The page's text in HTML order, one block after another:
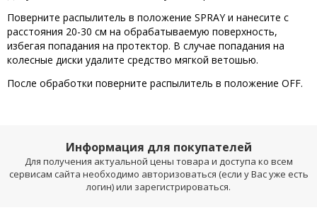
Поверните распылитель в положение SPRAY и нанесите с
расстояния 20-30 см на обрабатываемую поверхность,
избегая попадания на протектор. В случае попадания на
колесные диски удалите средство мягкой ветошью.
После обработки поверните распылитель в положение OFF.
Информация для покупателей
Для получения актуальной цены товара и доступа ко всем
сервисам сайта необходимо авторизоваться (если у Вас уже есть
логин) или зарегистрироваться.